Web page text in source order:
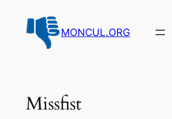
contenu
MONCUL.ORG
Missfist